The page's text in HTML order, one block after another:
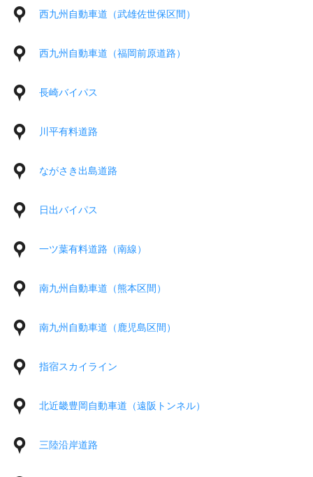
西九州自動車道（武雄佐世保区間）
西九州自動車道（福岡前原道路）
長崎バイパス
川平有料道路
ながさき出島道路
日出バイパス
一ツ葉有料道路（南線）
南九州自動車道（熊本区間）
南九州自動車道（鹿児島区間）
指宿スカイライン
北近畿豊岡自動車道（遠阪トンネル）
三陸沿岸道路